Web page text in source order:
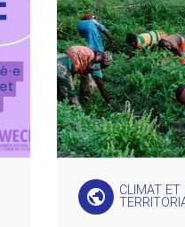
public
CLIMAT ET